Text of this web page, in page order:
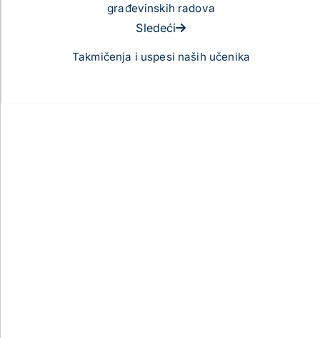
građevinskih radova
Sledeći
Takmičenja i uspesi naših učenika